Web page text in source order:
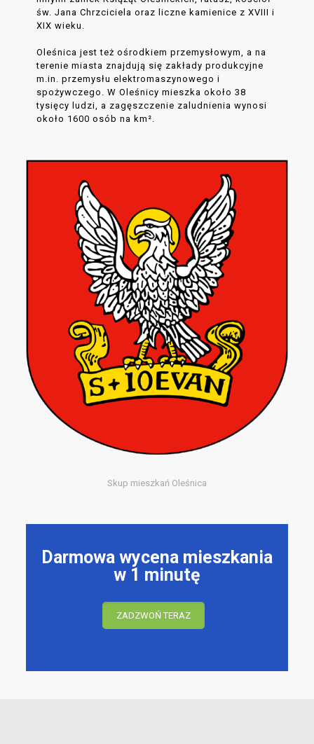
św. Jana Chrzciciela oraz liczne kamienice z XVIII i
XIX wieku.
Oleśnica jest też ośrodkiem przemysłowym, a na
terenie miasta znajdują się zakłady produkcyjne
m.in. przemysłu elektromaszynowego i
spożywczego. W Oleśnicy mieszka około 38
tysięcy ludzi, a zagęszczenie zaludnienia wynosi
około 1600 osób na km².
Skup mieszkań Oleśnica
Darmowa wycena mieszkania
w 1 minutę
ZADZWOŃ TERAZ